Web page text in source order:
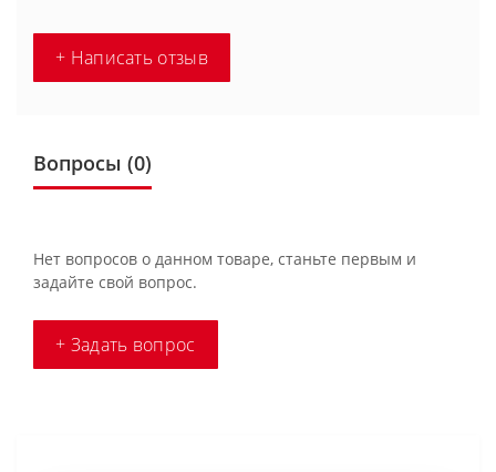
+ Написать отзыв
Вопросы (0)
Нет вопросов о данном товаре, станьте первым и
задайте свой вопрос.
+ Задать вопрос